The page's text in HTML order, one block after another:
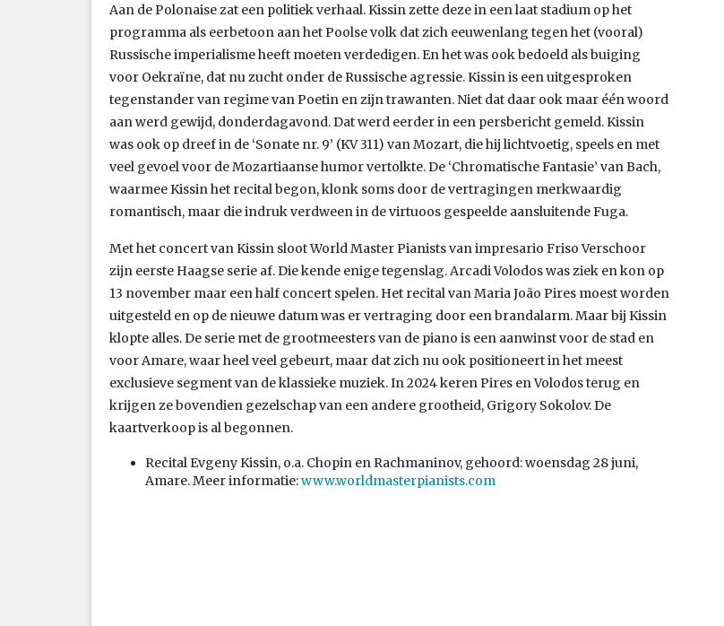
Aan de Polonaise zat een politiek verhaal. Kissin zette deze in een laat stadium op het
programma als eerbetoon aan het Poolse volk dat zich eeuwenlang tegen het (vooral)
Russische imperialisme heeft moeten verdedigen. En het was ook bedoeld als buiging
voor Oekraïne, dat nu zucht onder de Russische agressie. Kissin is een uitgesproken
tegenstander van regime van Poetin en zijn trawanten. Niet dat daar ook maar één woord
aan werd gewijd, donderdagavond. Dat werd eerder in een persbericht gemeld. Kissin
was ook op dreef in de ‘Sonate nr. 9’ (KV 311) van Mozart, die hij lichtvoetig, speels en met
veel gevoel voor de Mozartiaanse humor vertolkte. De ‘Chromatische Fantasie’ van Bach,
waarmee Kissin het recital begon, klonk soms door de vertragingen merkwaardig
romantisch, maar die indruk verdween in de virtuoos gespeelde aansluitende Fuga.
Met het concert van Kissin sloot World Master Pianists van impresario Friso Verschoor
zijn eerste Haagse serie af. Die kende enige tegenslag. Arcadi Volodos was ziek en kon op
13 november maar een half concert spelen. Het recital van Maria João Pires moest worden
uitgesteld en op de nieuwe datum was er vertraging door een brandalarm. Maar bij Kissin
klopte alles. De serie met de grootmeesters van de piano is een aanwinst voor de stad en
voor Amare, waar heel veel gebeurt, maar dat zich nu ook positioneert in het meest
exclusieve segment van de klassieke muziek. In 2024 keren Pires en Volodos terug en
krijgen ze bovendien gezelschap van een andere grootheid, Grigory Sokolov. De
kaartverkoop is al begonnen.
Recital Evgeny Kissin, o.a. Chopin en Rachmaninov, gehoord: woensdag 28 juni,
Amare. Meer informatie:www.worldmasterpianists.com